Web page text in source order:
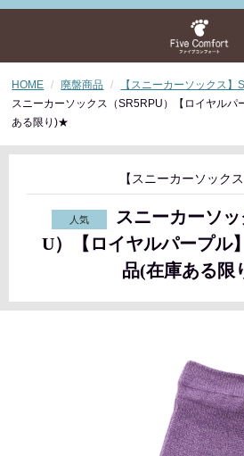
HOME 廃盤商品
【スニーカーソックス】
スニーカーソックス（SR5RPU）【ロイヤル
ある限り)★
【スニーカーソック
スニーカーソ
U）【ロイヤルパープル
品(在庫ある